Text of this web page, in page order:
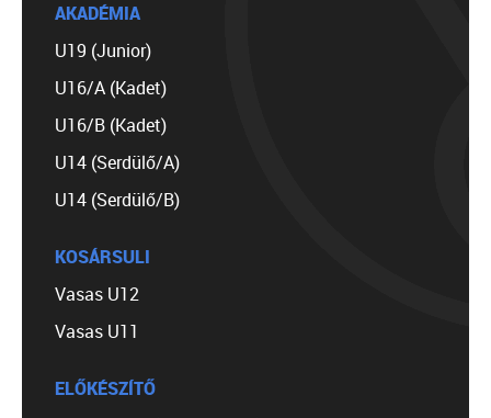
AKADÉMIA
U19 (Junior)
U16/A (Kadet)
U16/B (Kadet)
U14 (Serdülő/A)
U14 (Serdülő/B)
KOSÁRSULI
Vasas U12
Vasas U11
ELŐKÉSZÍTŐ